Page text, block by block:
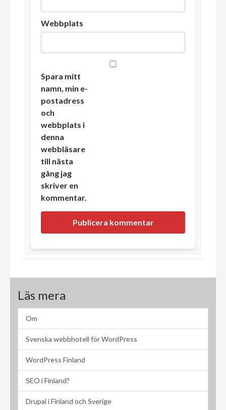
Webbplats
Spara mitt
namn, min e-
postadress
och
webbplats i
denna
webbläsare
till nästa
gång jag
skriver en
kommentar.
Läs mera
Om
Svenska webbhotell för WordPress
WordPress Finland
SEO i Finland?
Drupal i Finland och Sverige